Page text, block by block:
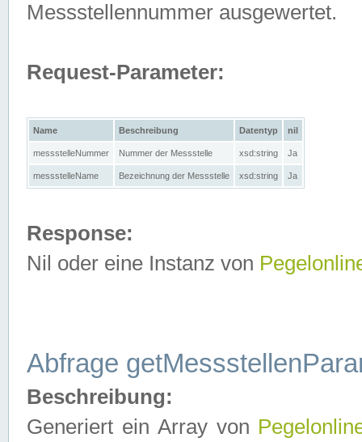
Messstellennummer ausgewertet.
Request-Parameter:
Name Beschreibung Datentyp nil
messstelleNummer Nummer der Messstelle xsd:string Ja
messstelleName Bezeichnung der Messstelle xsd:string Ja
Response:
Nil oder eine Instanz von
Abfrage
Beschreibung:
Generiert ein Array von